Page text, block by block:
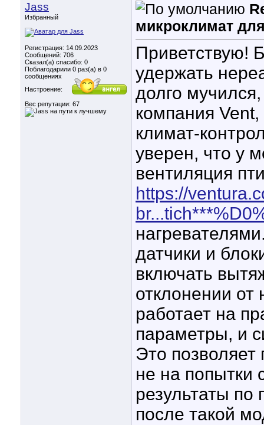
Jass
Избранный
Регистрация: 14.09.2023
Сообщений: 706
Сказал(а) спасибо: 0
Поблагодарили 0 раз(а) в 0
сообщениях
Настроение:
Вес репутации: 67
микроклимат
Приветствую!
удержать
долго
компания Vent,
климат-
уверен, что у
вентиляция
https://
датчики и
включать
отклонении от
работает на
параметры, и
Это позволяет
не на попытки
результаты по
после такой